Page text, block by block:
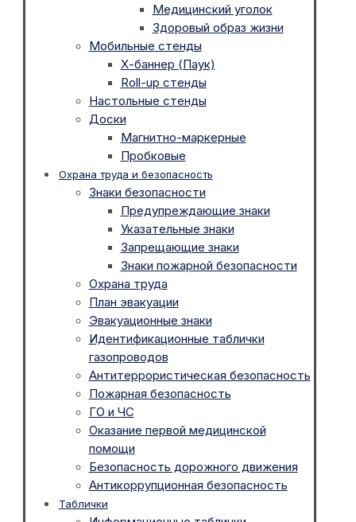
Медицинский уголок
Здоровый образ жизни
Мобильные стенды
Х-баннер (Паук)
Roll-up стенды
Настольные стенды
Доски
Магнитно-маркерные
Пробковые
Охрана труда и безопасность
Знаки безопасности
Предупреждающие знаки
Указательные знаки
Запрещающие знаки
Знаки пожарной безопасности
Охрана труда
План эвакуации
Эвакуационные знаки
Идентификационные таблички
газопроводов
Антитеррористическая безопасность
Пожарная безопасность
ГО и ЧС
Оказание первой медицинской
помощи
Безопасность дорожного движения
Антикоррупционная безопасность
Таблички